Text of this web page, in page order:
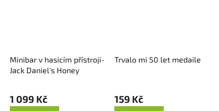
Minibar v hasicím přístroji-
Jack Daniel's Honey
1 099 Kč
Trvalo mi 50 let medaile
159 Kč